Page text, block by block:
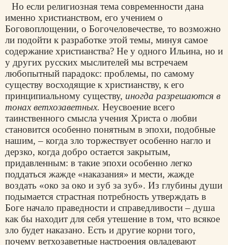
Но если религиозная тема современности дана
именно христианством, его учением о
Боговоплощении, о Богочеловечестве, то возможно
ли подойти к разработке этой темы, минуя самое
содержание христианства? Не у одного Ильина, но и
у других русских мыслителей мы встречаем
любопытный парадокс: проблемы, по самому
существу восходящие к христианству, к его
принципиальному существу, иногда разрешаются в
тонах ветхозаветных. Неусвоение всего
таинственного смысла учения Христа о любви
становится особенно понятным в эпохи, подобные
нашим, – когда зло торжествует особенно нагло и
дерзко, когда добро остается закрытым,
придавленным: в такие эпохи особенно легко
поддаться жажде «наказания» и мести, жажде
воздать «око за око и зуб за зуб». Из глубины души
подымается страстная потребность утверждать в
Боге начало праведности и справедливости – душа
как бы находит для себя утешение в том, что всякое
зло будет наказано. Есть и другие корни того,
почему ветхозаветные настроения овладевают